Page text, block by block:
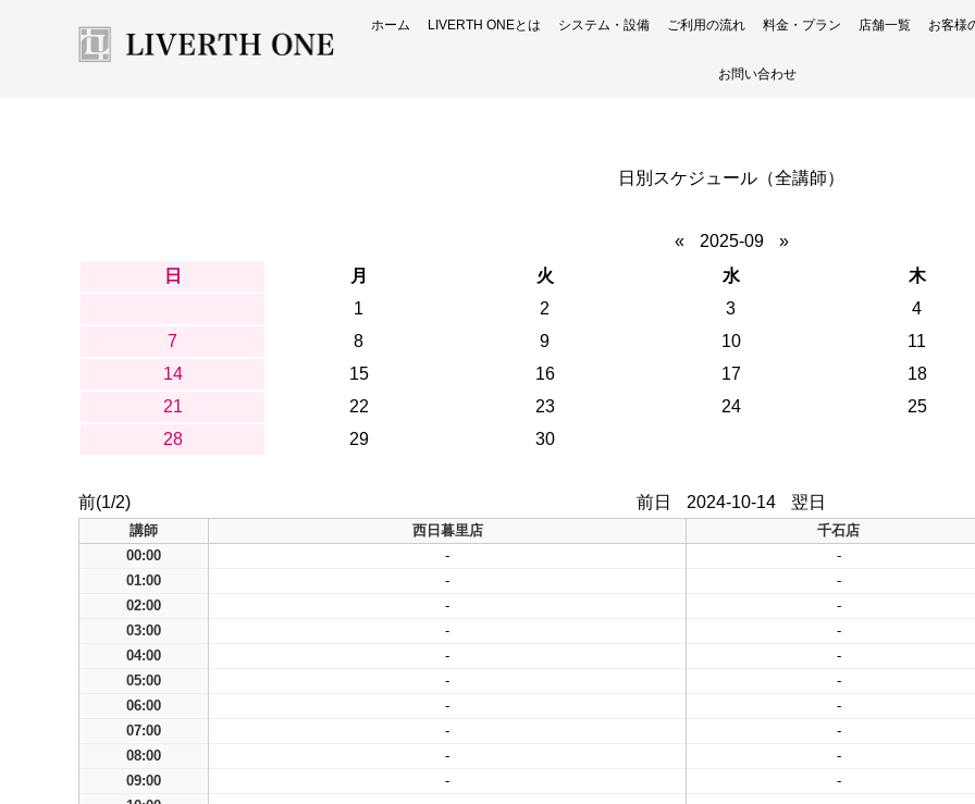
ホーム LIVERTH ONEとは システム・設備 ご利用の流れ 料金・プラン 店舗一覧 お客様
お問い合わせ
日別スケジュール（全講師）
« 2025-09 »
日 月 火 水 木
1
2 3 4
7
8 9 10 11
14
15 16 17 18
21
22 23 24 25
28
29 30
前(1/2) 前日 2024-10-14 翌日
講師 西日暮里店 千石店
00:00
- -
01:00
- -
02:00
- -
03:00
- -
04:00
- -
05:00
- -
06:00
- -
07:00
- -
08:00
- -
09:00
- -